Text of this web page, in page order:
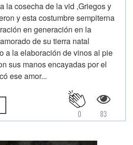
la cosecha de la vid ,Griegos y
y esta costumbre sempiterna
en generación en la
de su tierra natal
a la elaboración de vinos al pie
sus manos encayadas por el
ese amor...
83
0